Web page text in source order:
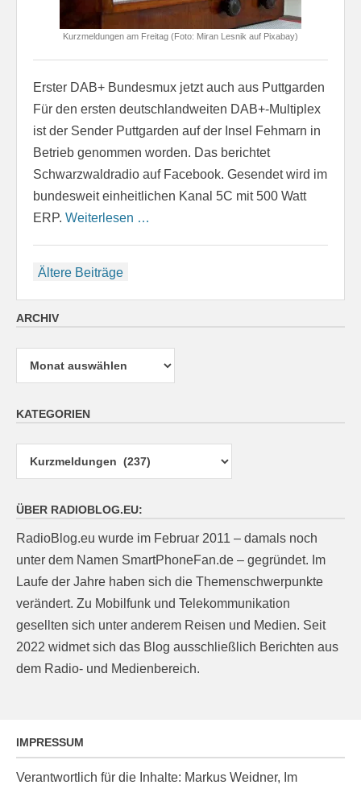
Kurzmeldungen am Freitag (Foto: Miran Lesnik auf Pixabay)
Erster DAB+ Bundesmux jetzt auch aus Puttgarden
Für den ersten deutschlandweiten DAB+-Multiplex
ist der Sender Puttgarden auf der Insel Fehmarn in
Betrieb genommen worden. Das berichtet
Schwarzwaldradio auf Facebook. Gesendet wird im
bundesweit einheitlichen Kanal 5C mit 500 Watt
ERP. Weiterlesen …
Beitragsnavigation
Ältere Beiträge
ARCHIV
Archiv
KATEGORIEN
ÜBER RADIOBLOG.EU:
RadioBlog.eu wurde im Februar 2011 – damals noch
unter dem Namen SmartPhoneFan.de – gegründet. Im
Laufe der Jahre haben sich die Themenschwerpunkte
verändert. Zu Mobilfunk und Telekommunikation
gesellten sich unter anderem Reisen und Medien. Seit
2022 widmet sich das Blog ausschließlich Berichten aus
dem Radio- und Medienbereich.
IMPRESSUM
Verantwortlich für die Inhalte: Markus Weidner, Im